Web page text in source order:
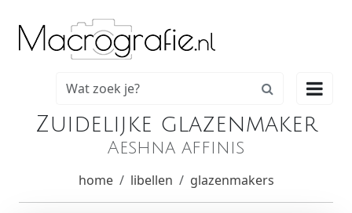

Zuidelijke glazenmaker
Aeshna affinis
home libellen glazenmakers